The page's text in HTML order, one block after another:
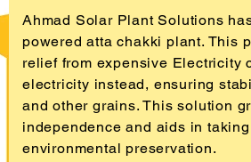
Ahmad Solar Plant Solutions
powered atta chakki plant. This
relief from expensive Electricity
electricity instead, ensuring
and other grains. This solution
independence and aids in
environmental preservation.